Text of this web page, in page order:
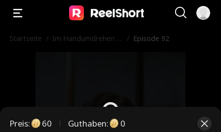
Startseite / Im Handumdrehen v
/ Episode 92
Preis: 60 Guthaben: 0